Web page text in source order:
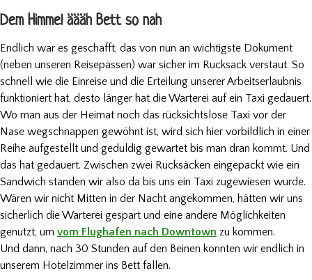
Dem Himmel äääh Bett so nah
Endlich war es geschafft, das von nun an wichtigste Dokument
(neben unseren Reisepässen) war sicher im Rucksack verstaut. So
schnell wie die Einreise und die Erteilung unserer Arbeitserlaubnis
funktioniert hat, desto länger hat die Warterei auf ein Taxi gedauert.
Wo man aus der Heimat noch das rücksichtslose Taxi vor der
Nase wegschnappen gewöhnt ist, wird sich hier vorbildlich in einer
Reihe aufgestellt und geduldig gewartet bis man dran kommt. Und
das hat gedauert. Zwischen zwei Rucksäcken eingepackt wie ein
Sandwich standen wir also da bis uns ein Taxi zugewiesen wurde.
Wären wir nicht Mitten in der Nacht angekommen, hätten wir uns
sicherlich die Warterei gespart und eine andere Möglichkeiten
genutzt, um vom Flughafen nach Downtown zu kommen.
Und dann, nach 30 Stunden auf den Beinen konnten wir endlich in
unserem Hotelzimmer ins Bett fallen.